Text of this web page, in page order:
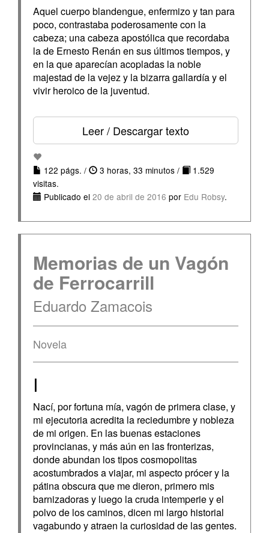
Aquel cuerpo blandengue, enfermizo y tan para
poco, contrastaba poderosamente con la
cabeza; una cabeza apostólica que recordaba
la de Ernesto Renán en sus últimos tiempos, y
en la que aparecían acopladas la noble
majestad de la vejez y la bizarra gallardía y el
vivir heroico de la juventud.
Leer / Descargar texto
122 págs. / 3 horas, 33 minutos /
1.529
visitas.
Publicado el 20 de abril de 2016 por Edu Robsy.
Memorias de un Vagón
de Ferrocarrill
Eduardo Zamacois
Novela
I
Nací, por fortuna mía, vagón de primera clase, y
mi ejecutoria acredita la reciedumbre y nobleza
de mi origen. En las buenas estaciones
provincianas, y más aún en las fronterizas,
donde abundan los tipos cosmopolitas
acostumbrados a viajar, mi aspecto prócer y la
pátina obscura que me dieron, primero mis
barnizadoras y luego la cruda intemperie y el
polvo de los caminos, dicen mi largo historial
vagabundo y atraen la curiosidad de las gentes.